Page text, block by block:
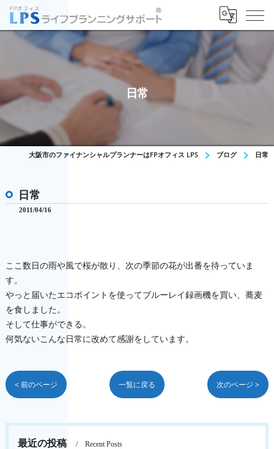
日常
大阪市のファイナンシャルプランナーはFPオフィス LPS ブログ 日常
日常
2011/04/16
ここ数日の雨や風で桜が散り、次の季節の花が出番を待っていま
す。
やっと届いたエコポイントを使ってブルーレイ録画機を買い、蕎麦
を食しました。
そして仕事ができる。
何気ないこんな日常に改めて感謝をしています。
< 前のページ 一覧に戻る 次のページ >
最近の投稿 Recent Posts